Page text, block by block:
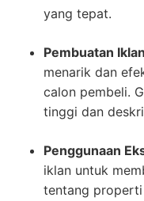
yang tepat.
Pembuatan
menarik dan
calon pembeli.
tinggi dan
Penggunaan
iklan untuk
tentang